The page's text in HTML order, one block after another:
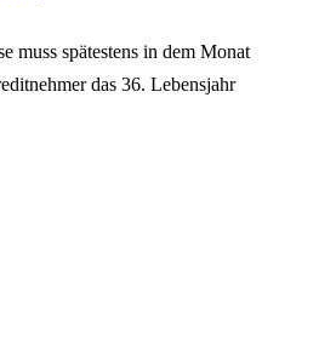
muss spätestens in dem Monat
das 36. Lebensjahr